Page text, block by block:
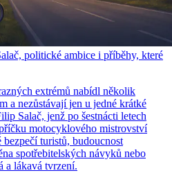
politické ambice i příběhy, které
extrémů nabídl několik
a nezůstávají jen u jedné krátké
Salač, jenž po šestnácti letech
motocyklového mistrovství
bezpečí turistů, budoucnost
spotřebitelských návyků nebo
a lákavá tvrzení.